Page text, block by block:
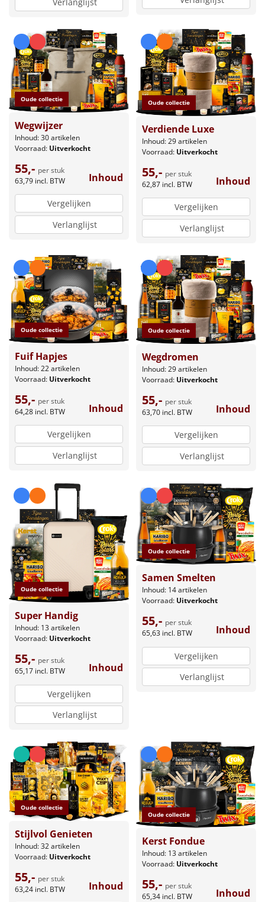
Oude collectie
Wegwijzer
Inhoud: 30 artikelen
Voorraad: Uitverkocht
55,- per stuk
63,79 incl. BTW Inhoud
Vergelijken
Verlanglijst
Oude collectie
Verdiende Luxe
Inhoud: 29 artikelen
Voorraad: Uitverkocht
55,- per stuk
62,87 incl. BTW Inhoud
Vergelijken
Verlanglijst
Oude collectie
Fuif Hapjes
Inhoud: 22 artikelen
Voorraad: Uitverkocht
55,- per stuk
64,28 incl. BTW Inhoud
Vergelijken
Verlanglijst
Oude collectie
Wegdromen
Inhoud: 29 artikelen
Voorraad: Uitverkocht
55,- per stuk
63,70 incl. BTW Inhoud
Vergelijken
Verlanglijst
Oude collectie
Super Handig
Inhoud: 13 artikelen
Voorraad: Uitverkocht
55,- per stuk
65,17 incl. BTW Inhoud
Vergelijken
Verlanglijst
Oude collectie
Samen Smelten
Inhoud: 14 artikelen
Voorraad: Uitverkocht
55,- per stuk
65,63 incl. BTW Inhoud
Vergelijken
Verlanglijst
Oude collectie
Stijlvol Genieten
Inhoud: 32 artikelen
Voorraad: Uitverkocht
55,- per stuk
63,24 incl. BTW Inhoud
Oude collectie
Kerst Fondue
Inhoud: 13 artikelen
Voorraad: Uitverkocht
55,- per stuk
65,34 incl. BTW Inhoud